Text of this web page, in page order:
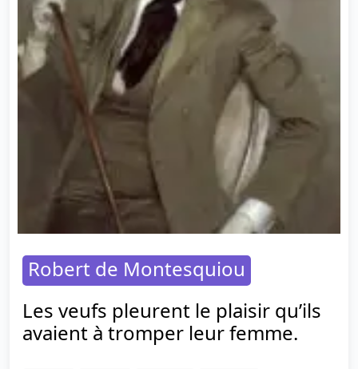
Robert de Montesquiou
Les veufs pleurent le plaisir qu’ils
avaient à tromper leur femme.